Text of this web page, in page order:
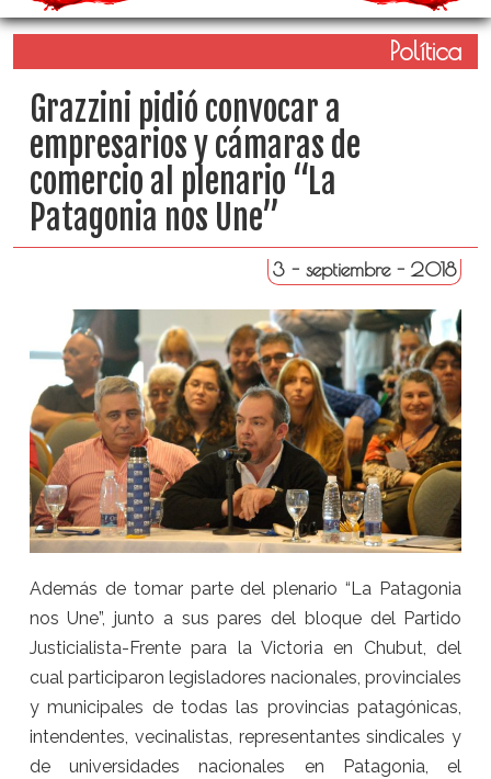
Política
Grazzini pidió convocar a
empresarios y cámaras de
comercio al plenario “La
Patagonia nos Une”
3 - septiembre - 2018
Además de tomar parte del plenario “La Patagonia
nos Une”, junto a sus pares del bloque del Partido
Justicialista-Frente para la Victoria en Chubut, del
cual participaron legisladores nacionales, provinciales
y municipales de todas las provincias patagónicas,
intendentes, vecinalistas, representantes sindicales y
de universidades nacionales en Patagonia, el